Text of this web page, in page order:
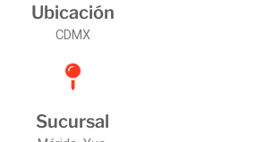
Ubicación
CDMX
Sucursal